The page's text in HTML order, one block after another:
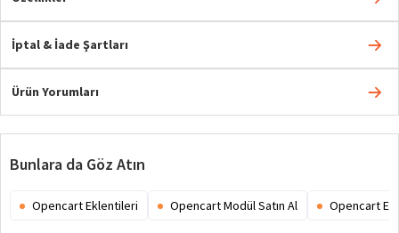
İptal & İade Şartları
Ürün Yorumları
Bunlara da Göz Atın
Opencart Eklentileri Opencart Modül Satın Al Opencart